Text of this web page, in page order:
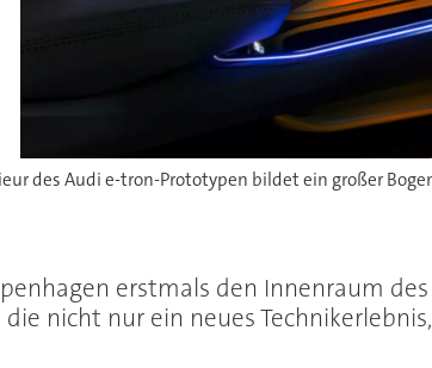
des Audi e-tron-Prototypen bildet ein großer
erstmals den Innenraum
nicht nur ein neues